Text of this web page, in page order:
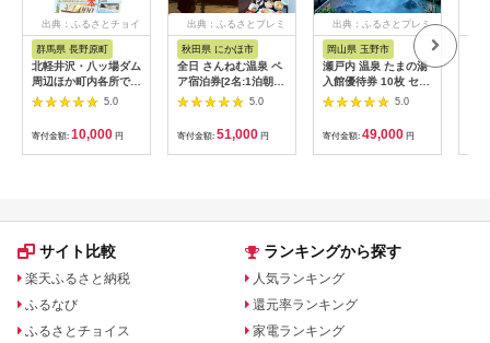
出典：ふるさとチョイ
群馬県 長野原町
北軽井沢・八ッ場ダム
周辺ほか町内各所で利
用可能な長野原町ふる
5.0
寄付金額: 10,000 円
出典：ふるさとプレミ
秋田県 にかほ市
全日 さんねむ温泉 ペ
ア宿泊券[2名:1泊朝食
付・スタンダードツイ
5.0
寄付金額: 51,000 円
出典：ふるさとプレミ
アム
岡山県 玉野市
瀬戸内 温泉 たまの湯
入館優待券 10枚 セッ
ト 利用券 チケット
5.0
寄付金額: 49,000 円
サイト比較
楽天ふるさと納税
ふるなび
ふるさとチョイス
ランキングから探す
人気ランキング
還元率ランキング
家電ランキング